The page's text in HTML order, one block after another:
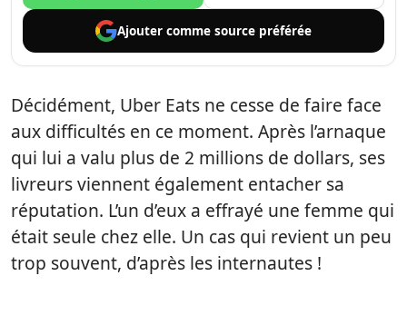
Ajouter comme source préférée
Décidément, Uber Eats ne cesse de faire face
aux difficultés en ce moment. Après l’arnaque
qui lui a valu plus de 2 millions de dollars, ses
livreurs viennent également entacher sa
réputation. L’un d’eux a effrayé une femme qui
était seule chez elle. Un cas qui revient un peu
trop souvent, d’après les internautes !